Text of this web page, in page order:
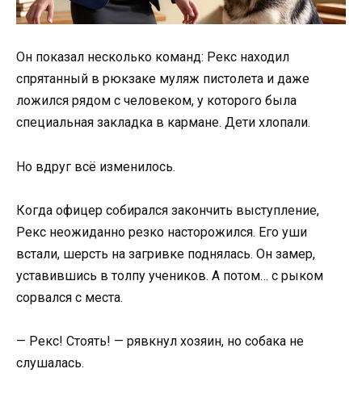
Он показал несколько команд: Рекс находил
спрятанный в рюкзаке муляж пистолета и даже
ложился рядом с человеком, у которого была
специальная закладка в кармане. Дети хлопали.
Но вдруг всё изменилось.
Когда офицер собирался закончить выступление,
Рекс неожиданно резко насторожился. Его уши
встали, шерсть на загривке поднялась. Он замер,
уставившись в толпу учеников. А потом… с рыком
сорвался с места.
— Рекс! Стоять! — рявкнул хозяин, но собака не
слушалась.